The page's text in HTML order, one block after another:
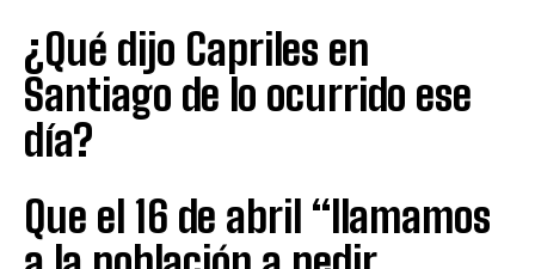
¿Qué dijo Capriles en
Santiago de lo ocurrido ese
día?
Que el 16 de abril “llamamos